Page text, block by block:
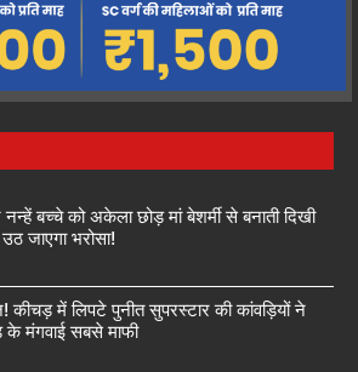
बच्चे को अकेला छोड़ मां बेशर्मी से बनाती दिखी
जाएगा भरोसा!
में लिपटे पुनीत सुपरस्टार की कांवड़ियों ने
मंगवाई सबसे माफी